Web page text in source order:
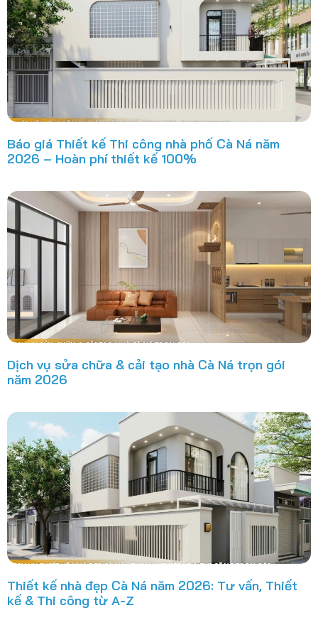
Báo giá Thiết kế Thi công nhà phố Cà Ná năm
2026 – Hoàn phí thiết kế 100%
Dịch vụ sửa chữa & cải tạo nhà Cà Ná trọn gói
năm 2026
Thiết kế nhà đẹp Cà Ná năm 2026: Tư vấn, Thiết
kế & Thi công từ A-Z